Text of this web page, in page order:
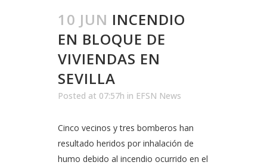
10 JUN INCENDIO
EN BLOQUE DE
VIVIENDAS EN
SEVILLA
Posted at 07:57h in EFSN News
Cinco vecinos y tres bomberos han
resultado heridos por inhalación de
humo debido al incendio ocurrido en el